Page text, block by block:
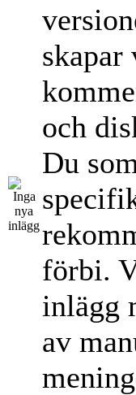
skapar
och
Du
förbi.
inlägg
av